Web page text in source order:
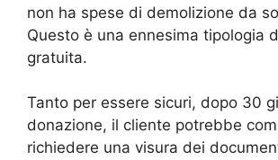
non ha spese di demolizione da
Questo è una ennesima tipologia
gratuita.
Tanto per essere sicuri, dopo 30
donazione, il cliente potrebbe
richiedere una visura dei